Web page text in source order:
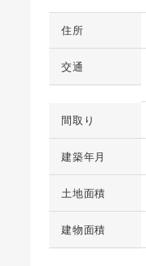
住所
交通
間取り
建築年月
土地面積
建物面積